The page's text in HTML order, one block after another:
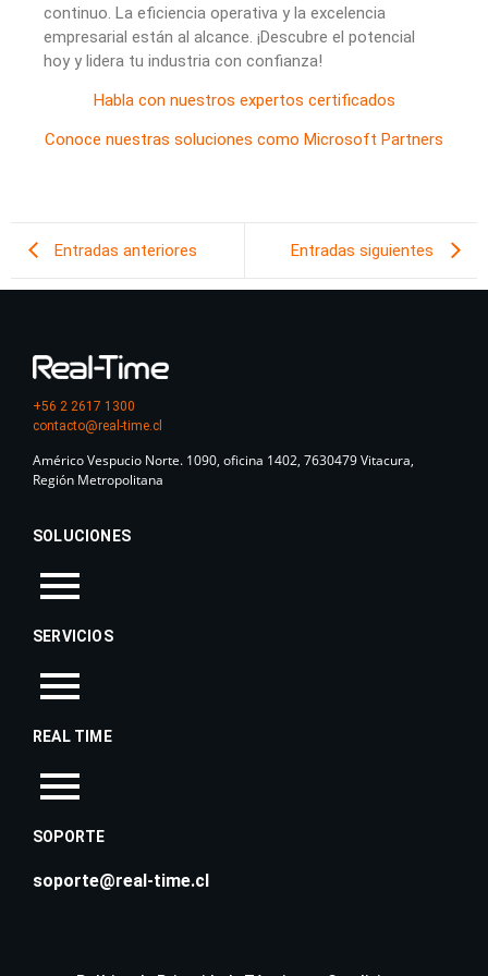
continuo. La eficiencia operativa y la excelencia
empresarial están al alcance. ¡Descubre el potencial
hoy y lidera tu industria con confianza!
Habla con nuestros expertos certificados
Conoce nuestras soluciones como Microsoft Partners
Entradas anteriores Entradas siguientes
+56 2 2617 1300
contacto@real-time.cl
Américo Vespucio Norte. 1090, oficina 1402, 7630479 Vitacura,
Región Metropolitana
SOLUCIONES
SERVICIOS
REAL TIME
SOPORTE
soporte@real-time.cl